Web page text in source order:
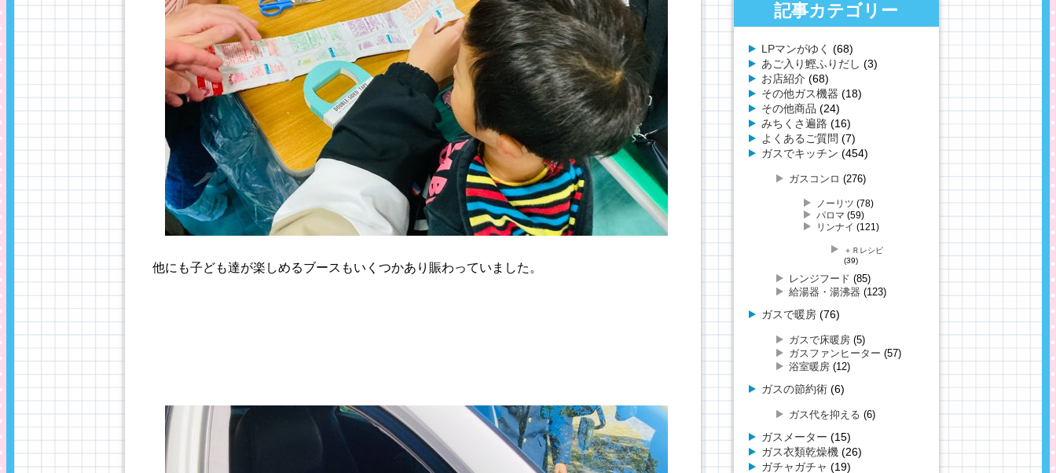
他にも子ども達が楽しめるブースもいくつかあり賑わっていました。
記事カテゴリー
LPマンがゆく (68)
あご入り鰹ふりだし (3)
お店紹介 (68)
その他ガス機器 (18)
その他商品 (24)
みちくさ遍路 (16)
よくあるご質問 (7)
ガスでキッチン (454)
ガスコンロ (276)
ノーリツ (78)
パロマ (59)
リンナイ (121)
＋Ｒレシピ
(39)
レンジフード (85)
給湯器・湯沸器 (123)
ガスで暖房(76)
ガスで床暖房(5)
ガスファンヒーター (57)
浴室暖房(12)
ガスの節約術(6)
ガス代を抑える (6)
ガスメーター (15)
ガス衣類乾燥機 (26)
ガチャガチャ (19)